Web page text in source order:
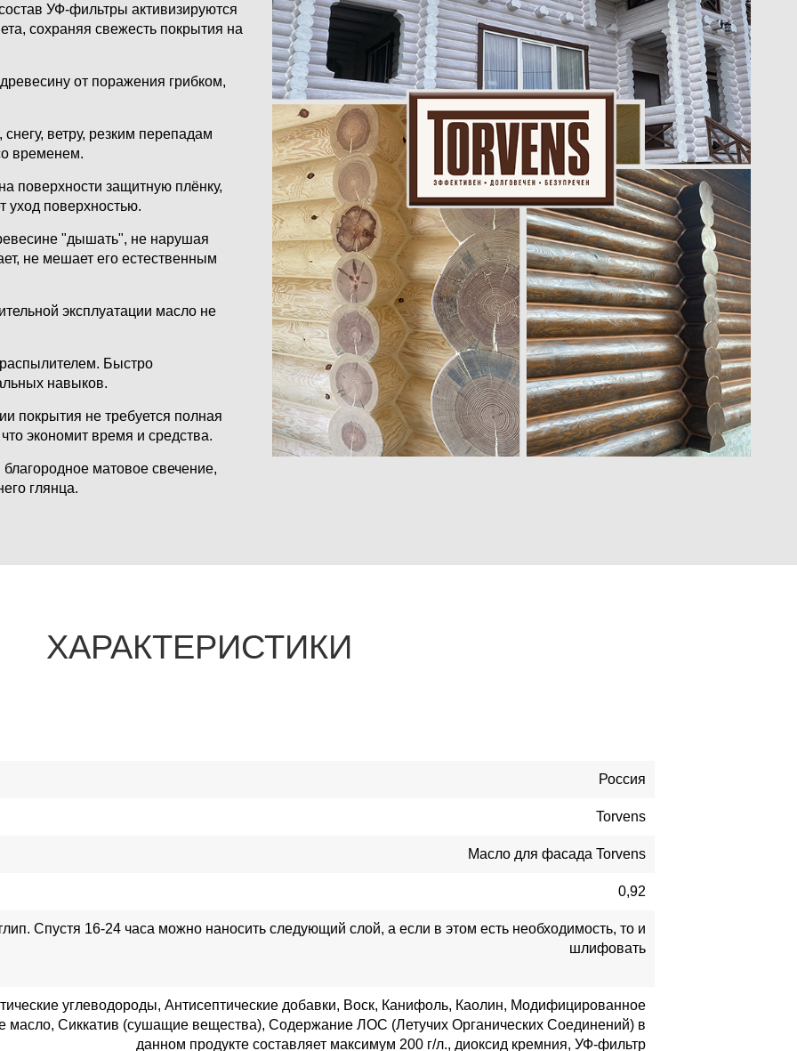
УФ-фильтры активизируются
сохраняя свежесть покрытия на
от поражения грибком,
ветру, резким перепадам
временем.
поверхности защитную плёнку,
уход поверхностью.
"дышать", не нарушая
не мешает его естественным
эксплуатации масло не
Быстро
навыков.
покрытия не требуется полная
экономит время и средства.
матовое свечение,
глянца.
ХАРАКТЕРИСТИКИ
Россия
Torvens
Масло для фасада Torvens
0,92
Спустя 16-24 часа можно наносить следующий слой, а если в этом есть необходимость, то и
шлифовать
углеводороды, Антисептические добавки, Воск, Канифоль, Каолин, Модифицированное
масло, Сиккатив (сушащие вещества), Содержание ЛОС (Летучих Органических Соединений) в
данном продукте составляет максимум 200 г/л., диоксид кремния, УФ-фильтр